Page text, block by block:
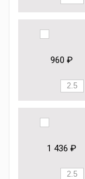
960 ₽
1 436 ₽